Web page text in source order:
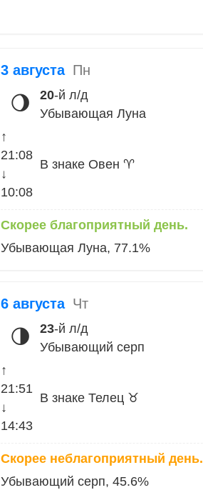
3 августа Пн
🌖 20-й л/д
Убывающая Луна
↑
21:08
↓
10:08
В знаке Овен ♈
Скорее благоприятный день.
Убывающая Луна, 77.1%
6 августа Чт
🌗 23-й л/д
Убывающий серп
↑
21:51
↓
14:43
В знаке Телец ♉
Скорее неблагоприятный день.
Убывающий серп, 45.6%